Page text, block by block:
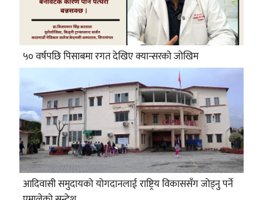
५० वर्षपछि पिसाबमा रगत देखिए क्यान्सरको जोखिम
आदिवासी समुदायको योगदानलाई राष्ट्रिय विकाससँग जोड्नु पर्ने